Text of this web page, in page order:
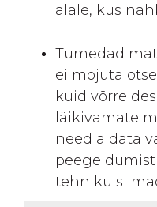
alale, kus
Tumedad
ei mõjuta
kuid
läikivamate
need aidata
tehniku